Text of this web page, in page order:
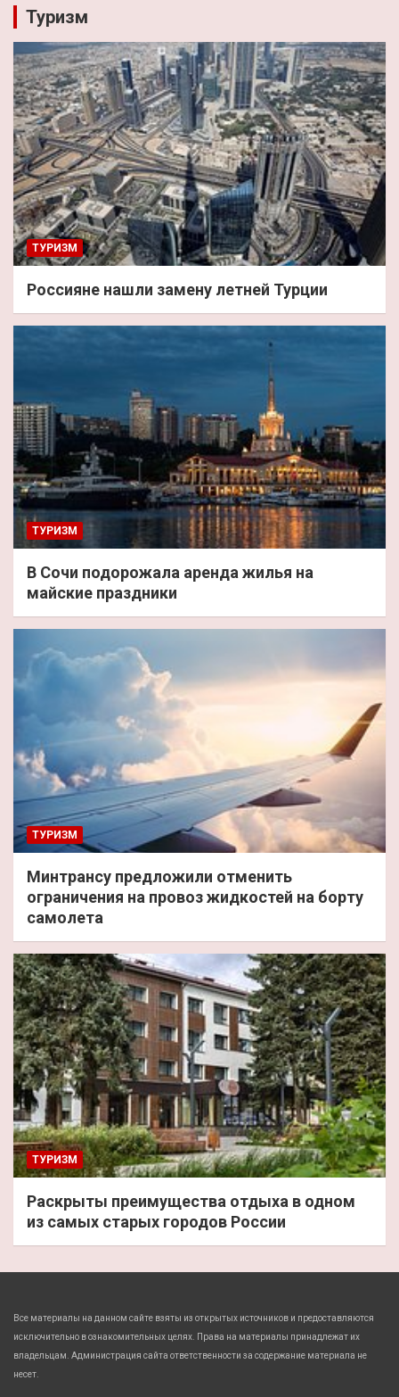
Туризм
ТУРИЗМ
Россияне нашли замену летней Турции
ТУРИЗМ
В Сочи подорожала аренда жилья на
майские праздники
ТУРИЗМ
Минтрансу предложили отменить
ограничения на провоз жидкостей на борту
самолета
ТУРИЗМ
Раскрыты преимущества отдыха в одном
из самых старых городов России
Все материалы на данном сайте взяты из открытых источников и предоставляются
исключительно в ознакомительных целях. Права на материалы принадлежат их
владельцам. Администрация сайта ответственности за содержание материала не
несет.